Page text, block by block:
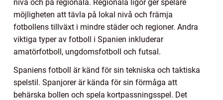
nivå och på regionala. Regionala ligor ger spelare
möjligheten att tävla på lokal nivå och främja
fotbollens tillväxt i mindre städer och regioner. Andra
viktiga typer av fotboll i Spanien inkluderar
amatörfotboll, ungdomsfotboll och futsal.
Spaniens fotboll är känd för sin tekniska och taktiska
spelstil. Spanjorer är kända för sin förmåga att
behärska bollen och spela kortpassningsspel. Det